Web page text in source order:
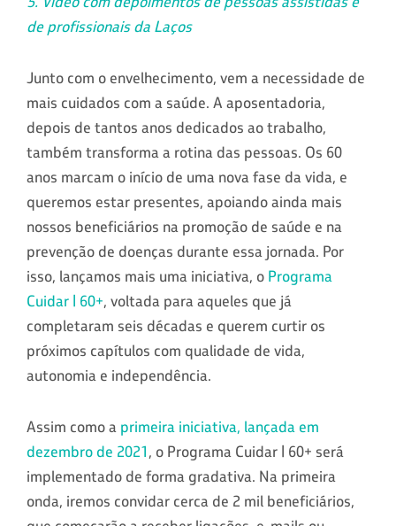
de profissionais da Laços
Junto com o envelhecimento, vem a necessidade de
mais cuidados com a saúde. A aposentadoria,
depois de tantos anos dedicados ao trabalho,
também transforma a rotina das pessoas. Os 60
anos marcam o início de uma nova fase da vida, e
queremos estar presentes, apoiando ainda mais
nossos beneficiários na promoção de saúde e na
prevenção de doenças durante essa jornada. Por
isso, lançamos mais uma iniciativa, o Programa
Cuidar | 60+, voltada para aqueles que já
completaram seis décadas e querem curtir os
próximos capítulos com qualidade de vida,
autonomia e independência.
Assim como a primeira iniciativa, lançada em
dezembro de 2021, o Programa Cuidar | 60+ será
implementado de forma gradativa. Na primeira
onda, iremos convidar cerca de 2 mil beneficiários,